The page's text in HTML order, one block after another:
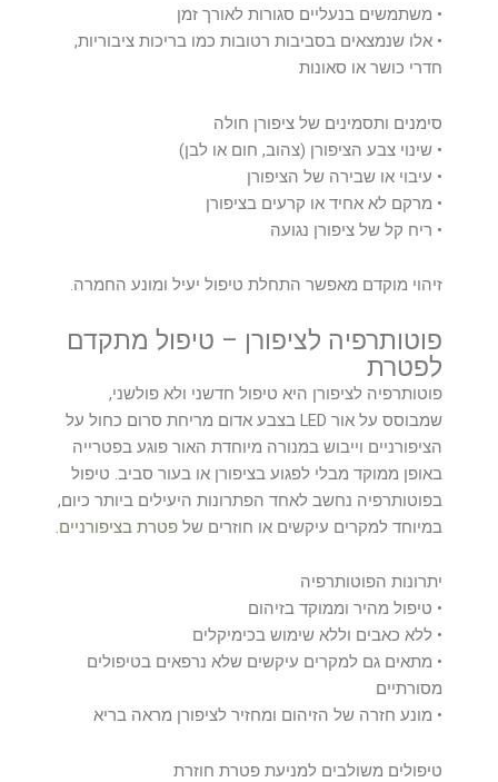
• משתמשים בנעליים סגורות לאורך זמן
• אלו שנמצאים בסביבות רטובות כמו בריכות ציבוריות,
חדרי כושר או סאונות
סימנים ותסמינים של ציפורן חולה
• שינוי צבע הציפורן (צהוב, חום או לבן)
• עיבוי או שבירה של הציפורן
• מרקם לא אחיד או קרעים בציפורן
• ריח קל של ציפורן נגועה
זיהוי מוקדם מאפשר התחלת טיפול יעיל ומונע החמרה.
פוטותרפיה לציפורן – טיפול מתקדם
לפטרת
פוטותרפיה לציפורן היא טיפול חדשני ולא פולשני,
שמבוסס על אור LED בצבע אדום מריחת סרום כחול על
הציפורניים וייבוש במנורה מיוחדת האור פוגע בפטרייה
באופן ממוקד מבלי לפגוע בציפורן או בעור סביב. טיפול
בפוטותרפיה נחשב לאחד הפתרונות היעילים ביותר כיום,
במיוחד למקרים עיקשים או חוזרים של פטרת בציפורניים.
יתרונות הפוטותרפיה
• טיפול מהיר וממוקד בזיהום
• ללא כאבים וללא שימוש בכימיקלים
• מתאים גם למקרים עיקשים שלא נרפאים בטיפולים
מסורתיים
• מונע חזרה של הזיהום ומחזיר לציפורן מראה בריא
טיפולים משולבים למניעת פטרת חוזרת